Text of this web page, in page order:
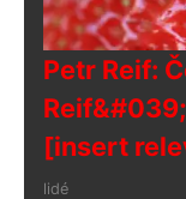
Petr Reif:
[insert
lidé